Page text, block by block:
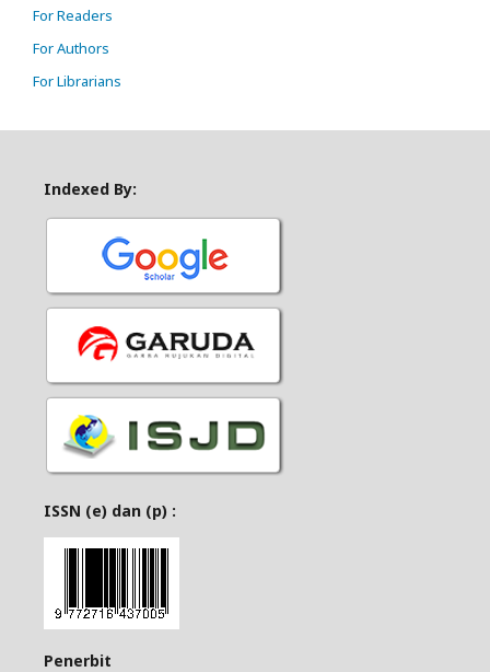
For Readers
For Authors
For Librarians
Indexed By:
ISSN (e) dan (p) :
Penerbit